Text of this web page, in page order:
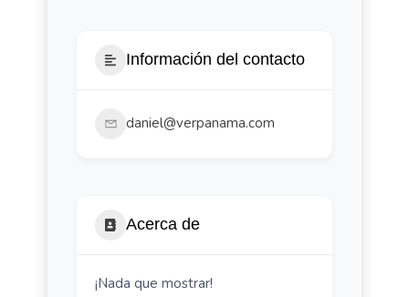
Información del contacto
daniel@verpanama.com
Acerca de
¡Nada que mostrar!